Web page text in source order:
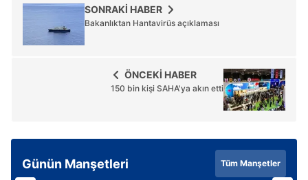
SONRAKİ HABER
Bakanlıktan Hantavirüs açıklaması
ÖNCEKİ HABER
150 bin kişi SAHA'ya akın etti
Günün Manşetleri Tüm Manşetler